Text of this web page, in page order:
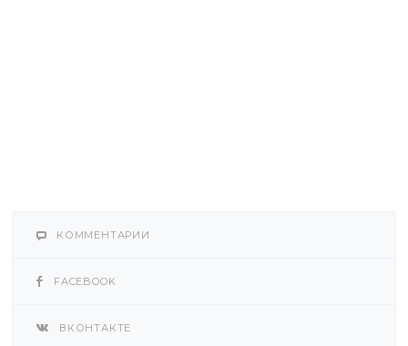
КОММЕНТАРИИ
FACEBOOK
ВКОНТАКТЕ